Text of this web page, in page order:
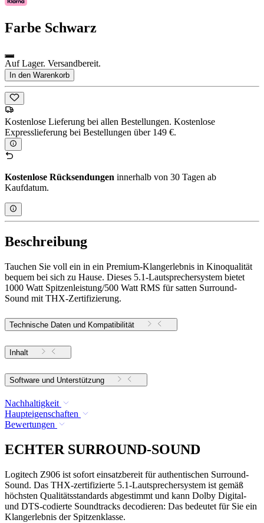
Farbe Schwarz
Auf Lager. Versandbereit.
In den Warenkorb
Kostenlose Lieferung bei allen Bestellungen. Kostenlose
Expresslieferung bei Bestellungen über 149 €.
Kostenlose Rücksendungen innerhalb von 30 Tagen ab
Kaufdatum.
Beschreibung
Tauchen Sie voll ein in ein Premium-Klangerlebnis in Kinoqualität
bequem bei sich zu Hause. Dieses 5.1-Lautsprechersystem bietet
1000 Watt Spitzenleistung/500 Watt RMS für satten Surround-
Sound mit THX-Zertifizierung.
Technische Daten und Kompatibilität
Inhalt
Software und Unterstützung
Nachhaltigkeit
Haupteigenschaften
Bewertungen
ECHTER SURROUND-SOUND
Logitech Z906 ist sofort einsatzbereit für authentischen Surround-
Sound. Das THX-zertifizierte 5.1-Lautsprechersystem ist gemäß
höchsten Qualitätsstandards abgestimmt und kann Dolby Digital-
und DTS-codierte Soundtracks decodieren: Das bedeutet für Sie ein
Klangerlebnis der Spitzenklasse.